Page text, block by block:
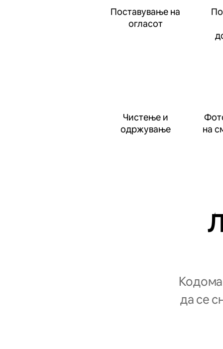
Поставување на
огласот
Чистење и
одржување
на
да се